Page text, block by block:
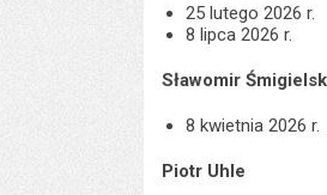
25 lutego 2026 r.
8 lipca 2026 r.
Sławomir
8 kwietnia 2026 r.
Piotr Uhle